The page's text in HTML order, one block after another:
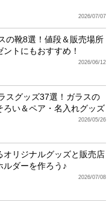
2026/07/07
の靴8選！値段＆販売場所
トにもおすすめ！
2026/06/12
スグッズ37選！ガラスの
い＆ペア・名入れグッズ
2026/05/26
リジナルグッズと販売店
ルダーを作ろう♪
2026/07/08